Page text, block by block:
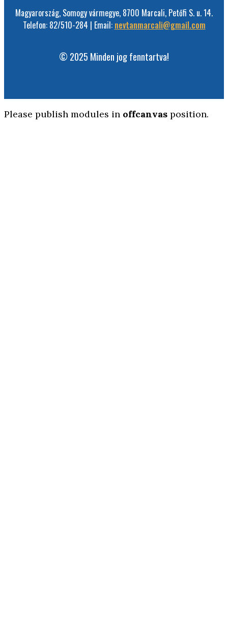
Magyarország, Somogy vármegye, 8700 Marcali, Petőfi S. u. 14.
Telefon: 82/510-284 | Email: nevtanmarcali@gmail.com
© 2025 Minden jog fenntartva!
Please publish modules in offcanvas position.